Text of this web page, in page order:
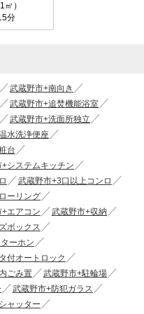
）
分
武蔵野市+南向き
武蔵野市+追焚機能浴室
武蔵野市+洗面所独立
水洗浄便座
台
システムキッチン
武蔵野市+3口以上コンロ
ーリング
エアコン
武蔵野市+収納
ボックス
ーホン
付オートロック
ごみ置
武蔵野市+駐輪場
武蔵野市+防犯ガラス
ャッター